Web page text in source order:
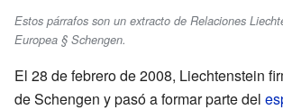
Estos párrafos son un extracto de Relaciones
Europea § Schengen.
El 28 de febrero de 2008, Liechtenstein
de Schengen y pasó a formar parte del